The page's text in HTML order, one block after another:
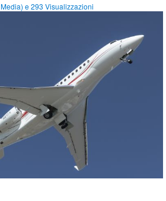
Media) e293 Visualizzazioni